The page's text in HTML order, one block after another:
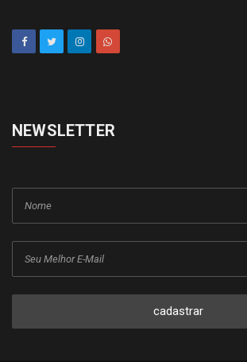
NEWSLETTER
cadastrar